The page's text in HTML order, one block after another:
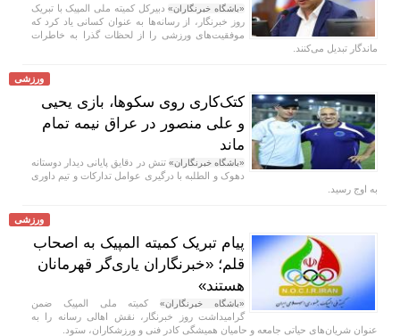
«باشگاه خبرنگاران»دبیرکل کمیته ملی المپیک با تبریک
روز خبرنگار، از رسانه‌ها به عنوان کسانی یاد کرد که
موفقیت‌های ورزشی را از لحظات گذرا به خاطرات
ماندگار تبدیل می‌کنند.
ورزشی
کتک‌کاری روی سکوها، بازی یحیی
و علی منصور در عراق نیمه تمام
ماند
«باشگاه خبرنگاران» تنش در دقایق پایانی دیدار دوستانه
دهوک و الطلبه با درگیری عوامل تدارکات و تیم داوری
به اوج رسید.
ورزشی
پیام تبریک کمیته المپیک به اصحاب
قلم؛ «خبرنگاران یاری‌گر قهرمانان
هستند»
«باشگاه خبرنگاران»کمیته ملی المپیک ضمن
گرامیداشت روز خبرنگار، نقش اهالی رسانه را به
عنوان شریان‌های حیاتی جامعه و حامیان همیشگی کادر فنی و ورزشکاران، ستود.